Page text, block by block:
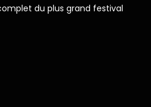
du plus grand festival